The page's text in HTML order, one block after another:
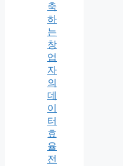
축
하
는
창
업
자
의
데
이
터
효
율
전